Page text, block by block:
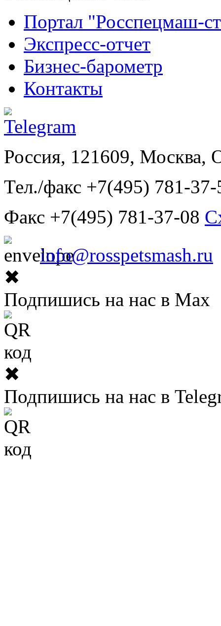
Портал "Росспецмаш-
Экспресс-отчет
Бизнес-барометр
Контакты
Россия, 121609, Москва,
Тел./факс +7(495) 781-37-
Факс +7(495) 781-37-08
info@rosspetsmash.ru
✖
Подпишись на нас в Max
✖
Подпишись на нас в